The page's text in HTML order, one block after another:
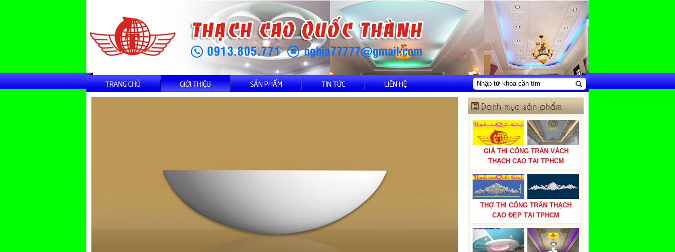
TRANG CHỦ GIỚI THIỆU SẢN PHẨM TIN TỨC LIÊN HỆ
Danh mục sản phẩm
GIÁ THI CÔNG TRẦN VÁCH
THẠCH CAO TẠI TPHCM
THỢ THI CÔNG TRẦN THẠCH
CAO ĐẸP TẠI TPHCM